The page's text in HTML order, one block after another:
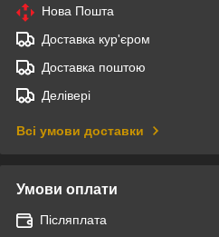
Нова Пошта
Доставка кур'єром
Доставка поштою
Делівері
Всі умови доставки
Умови оплати
Післяплата